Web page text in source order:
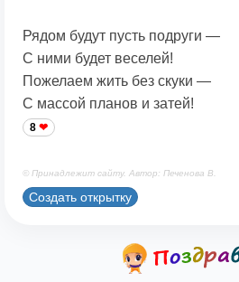
Рядом будут пусть подруги —
С ними будет веселей!
Пожелаем жить без скуки —
С массой планов и затей!
8
© Принадлежит сайту. Автор: Печенова В.
Создать открытку